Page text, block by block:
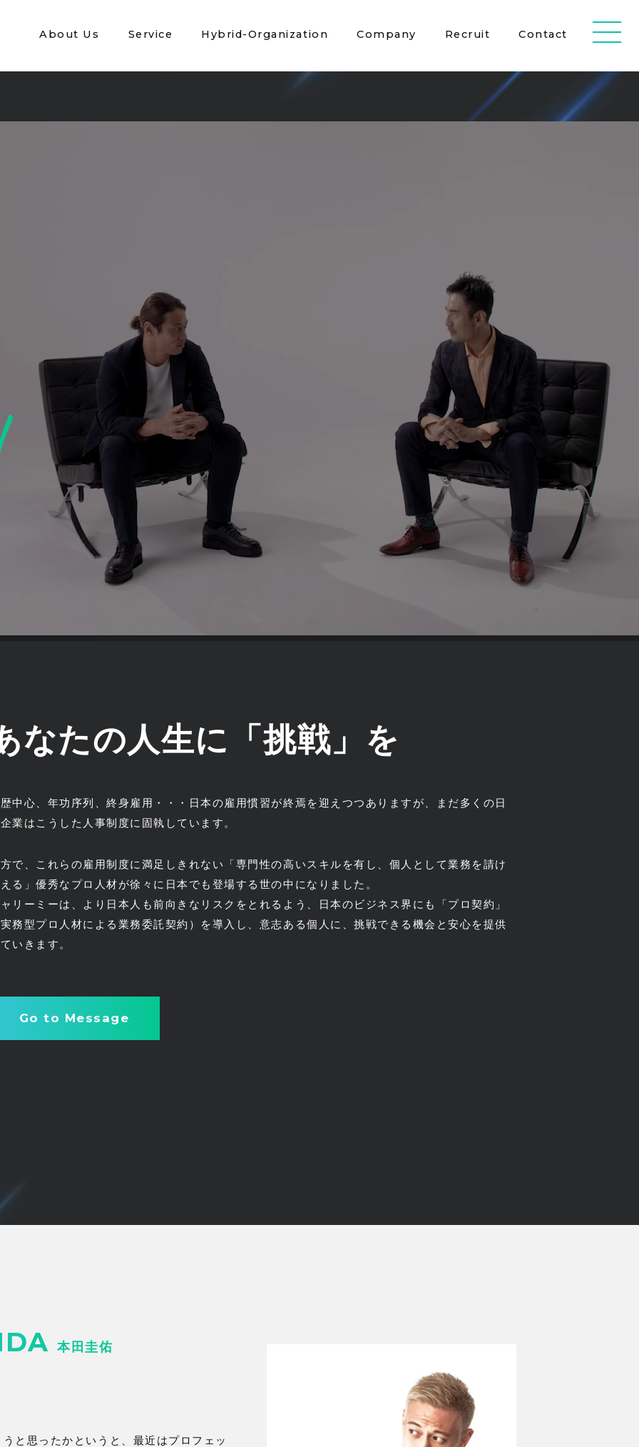
About Us Service Hybrid-Organization Company Recruit Contact
なたの人生に「挑戦」を
中心、年功序列、終身雇用・・・日本の雇用慣習が終焉を迎えつつありますが、まだ多くの日
業はこうした人事制度に固執しています。
で、これらの雇用制度に満足しきれない「専門性の高いスキルを有し、個人として業務を請け
る」優秀なプロ人材が徐々に日本でも登場する世の中になりました。
リーミーは、より日本人も前向きなリスクをとれるよう、日本のビジネス界にも「プロ契約」
務型プロ人材による業務委託契約）を導入し、意志ある個人に、挑戦できる機会と安心を提供
いきます。
Go to Message
本田圭佑
と思ったかというと、最近はプロフェッ